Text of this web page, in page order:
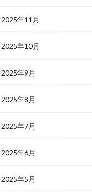
2025年11月
2025年10月
2025年9月
2025年8月
2025年7月
2025年6月
2025年5月